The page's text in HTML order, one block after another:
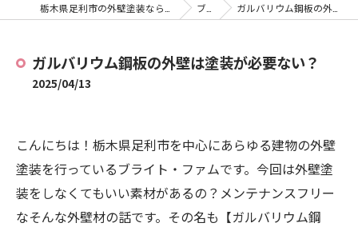
ブログ ガルバリウム鋼板の外壁は塗装が必要ない？
ガルバリウム鋼板の外壁は塗装が必要ない？
2025/04/13
こんにちは！栃木県足利市を中心にあらゆる建物の外壁
塗装を行っているブライト・ファムです。今回は外壁塗
装をしなくてもいい素材があるの？メンテナンスフリー
なそんな外壁材の話です。その名も【ガルバリウム鋼